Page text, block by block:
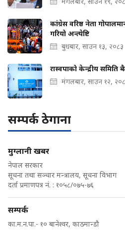
कांग्रेस वरिष्ठ नेता
गरियो अन्त्येष्टि
बुधबार, साउन १३, २०८३
रास्वपाको केन्द्रीय
मंगलबार, साउन १२,
सम्पर्क ठेगाना
मुग्लानी खबर
नेपाल सरकार
सूचना तथा सञ्चार मन्त्रालय, सूचना विभाग
दर्ता प्रमाणपत्र नं. : १०५८/०७५-७६
सम्पर्क
का.म.न.पा.- १० बानेश्वर, काठमान्डौ